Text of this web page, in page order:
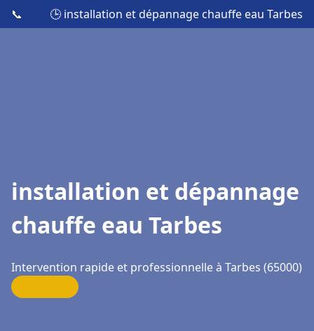
📞 🕒 installation et dépannage chauffe eau Tarbes
installation et dépannage
chauffe eau Tarbes
Intervention rapide et professionnelle à Tarbes (65000)